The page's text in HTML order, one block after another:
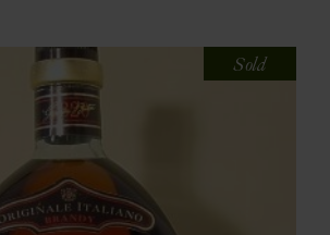
Sold